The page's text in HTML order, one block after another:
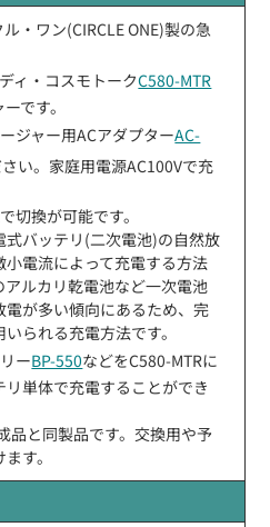
・ワン(CIRCLE ONE)製の急
ィ・コスモトークC580-MTR
です。
ジャー用ACアダプターAC-
い。家庭用電源AC100Vで充
切換が可能です。
バッテリ(二次電池)の自然放
電流によって充電する方法
ルカリ乾電池など一次電池
が多い傾向にあるため、完
られる充電方法です。
ーBP-550などをC580-MTRに
単体で充電することができ
品と同製品です。交換用や予
す。